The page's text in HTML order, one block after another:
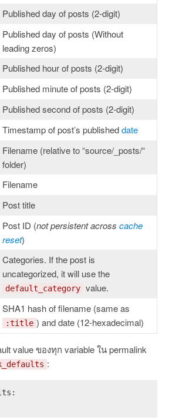
Published day of posts (2-digit)
Published day of posts (Without
leading zeros)
Published hour of posts (2-digit)
Published minute of posts (2-digit)
Published second of posts (2-digit)
Timestamp of post’s publisheddate
Filename (relative to “source/_posts/“
folder)
Filename
Post title
Post ID (not persistent across cache
reset)
Categories. If the post is
uncategorized, it will use the
default_category value.
SHA1 hash of filename (same as
:title ) and date (12-hexadecimal)
value ของทุก variable ใน permalink
: